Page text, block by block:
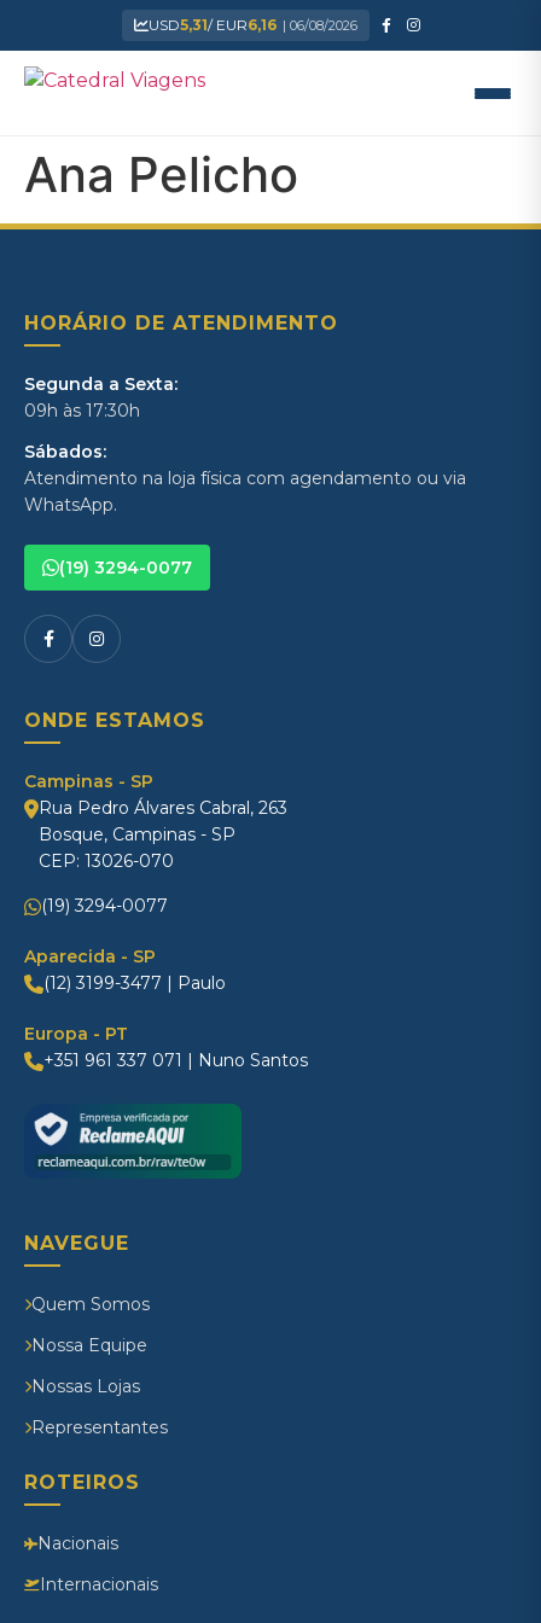
USD5,31/ EUR6,16 | 06/08/2026
Ana Pelicho
HORÁRIO DE ATENDIMENTO
Segunda a Sexta:
09h às 17:30h
Sábados:
Atendimento na loja física com agendamento ou via
WhatsApp.
(19) 3294-0077
ONDE ESTAMOS
Campinas - SP
Rua Pedro Álvares Cabral, 263
Bosque, Campinas - SP
CEP: 13026-070
(19) 3294-0077
Aparecida - SP
(12) 3199-3477 | Paulo
Europa - PT
+351 961 337 071 | Nuno Santos
NAVEGUE
Quem Somos
Nossa Equipe
Nossas Lojas
Representantes
ROTEIROS
Nacionais
Internacionais